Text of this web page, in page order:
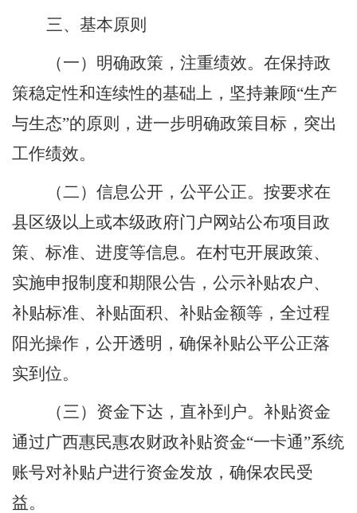
三、基本原则
（一） 明确政策，注重绩效。 在保持政
策稳定性和连续性的基础上 ，坚持兼顾“生产
与生态”的原则，进一步明确政策目标，突出
工作绩效。
（二） 信息公开，公平公正。 按要求在
县区级以上或本级政府门户网站公布项目政
策、标准、进度等信息。在村屯开展政策、
实施申报制度和期限公告， 公示补贴农户、
补贴标准、补贴面积、补贴金额等，全过程
阳光操作，公开透明，确保补贴公平公正落
实到位。
（三） 资金下达，直补到户。 补贴资金
通过广西惠民惠农财政补贴资金“一卡通”系统
账号对补贴户进行资金发放， 确保农民受
益。